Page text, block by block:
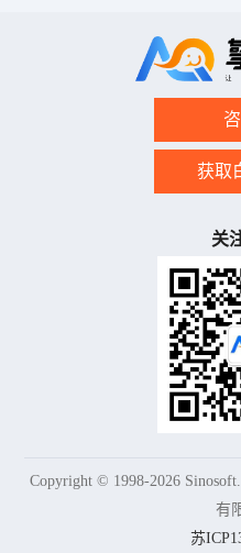
获取
关
Copyright © 1998-2026
有
苏